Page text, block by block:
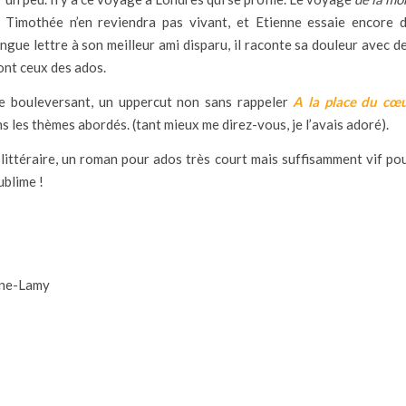
n’en reviendra pas vivant, et Etienne essaie encore
lettre à son meilleur ami disparu, il raconte sa douleur avec
ceux des ados.
bouleversant, un uppercut non sans rappeler A la place du
les thèmes abordés. (tant mieux me direz-vous, je l’avais adoré).
un roman pour ados très court mais suffisamment vif
!
Lamy